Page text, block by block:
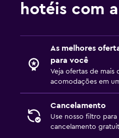
hotéis com
As melhores
para você
Veja ofertas de mais
acomodações em
Cancelamento
Use nosso filtro
cancelamento